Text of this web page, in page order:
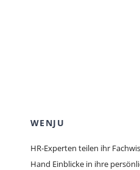
WENJU
HR-Experten teilen ihr
Hand Einblicke in ihre